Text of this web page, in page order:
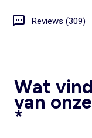
Reviews (309)
Wat
van
*